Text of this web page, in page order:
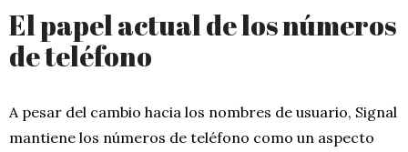
El papel actual de los números
de teléfono
A pesar del cambio hacia los nombres de usuario, Signal
mantiene los números de teléfono como un aspecto